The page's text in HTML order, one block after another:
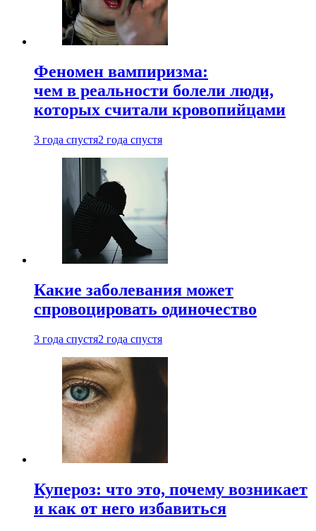
Феномен вампиризма:
чем в реальности болели люди,
которых считали кровопийцами
3 года спустя2 года спустя
Какие заболевания может
спровоцировать одиночество
3 года спустя2 года спустя
Купероз: что это, почему возникает
и как от него избавиться